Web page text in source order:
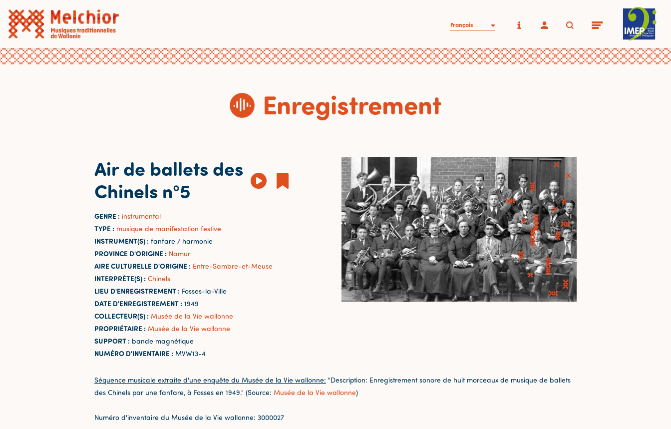
Français
Enregistrement
Air de ballets des
Chinels n°5
GENRE : instrumental
TYPE : musique de manifestation festive
INSTRUMENT(S) : fanfare / harmonie
PROVINCE D'ORIGINE : Namur
AIRE CULTURELLE D'ORIGINE : Entre-Sambre-et-Meuse
INTERPRÈTE(S) : Chinels
LIEU D'ENREGISTREMENT : Fosses-la-Ville
DATE D'ENREGISTREMENT : 1949
COLLECTEUR(S) : Musée de la Vie wallonne
PROPRIÉTAIRE : Musée de la Vie wallonne
SUPPORT : bande magnétique
NUMÉRO D'INVENTAIRE : MVW13-4
Séquence musicale extraite d'une enquête du Musée de la Vie wallonne: "Description: Enregistrement sonore de huit morceaux de musique de ballets
des Chinels par une fanfare, à Fosses en 1949." (Source: Musée de la Vie wallonne)
Numéro d'inventaire du Musée de la Vie wallonne: 3000027